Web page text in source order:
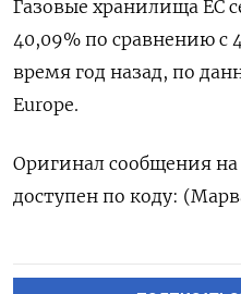
Газовые хранилища ЕС
40,09% по сравнению с
время год ​назад, по
Europe.
Оригинал сообщения
доступен по коду: